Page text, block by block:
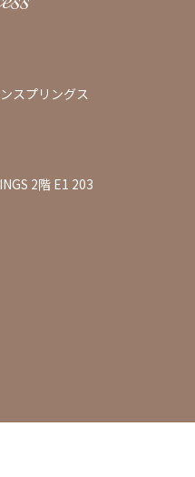
スプリングス
2階 E1 203